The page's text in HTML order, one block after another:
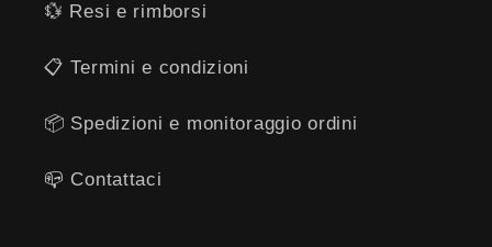
💱 Resi e rimborsi
​📋​ Termini e condizioni
📦 Spedizioni e monitoraggio ordini
📪 ​​Contattaci